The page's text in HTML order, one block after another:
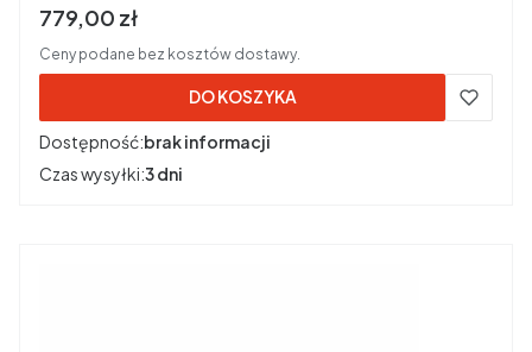
Cena brutto
779,00 zł
Ceny podane bez kosztów dostawy.
DO KOSZYKA
Dostępność:brak informacji
Czas wysyłki:3 dni